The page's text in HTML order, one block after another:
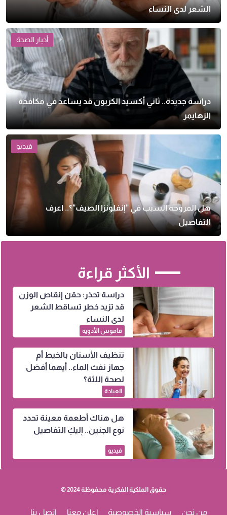
الشعر لدى النساء
أخبار الصحة
دراسة جديدة.. ثاني أكسيد الكربون قد يساعد في مكافحة
الزهايمر
فيديو
هل المروحة السبب في "إنفلونزا الصيف"؟.. اعرف
التفاصيل
الأكثر قراءة
دراسة تحذر: حقن إنقاص الوزن
قد تزيد خطر تساقط الشعر
لدى النساء
قاموس الأدوية
تنظيف الأسنان بالخيط أم
جهاز نفث الماء.. أيهما أفضل
لصحة اللثة؟
العيادة
هل هناك أطعمة معينة تحدد
نوع الجنين.. إليكِ التفاصيل
فيديو
حقوق الملكية الفكرية محفوظة 2024 ©
من نحن سياسية الخصوصية إعلن معنا اتصل بنا